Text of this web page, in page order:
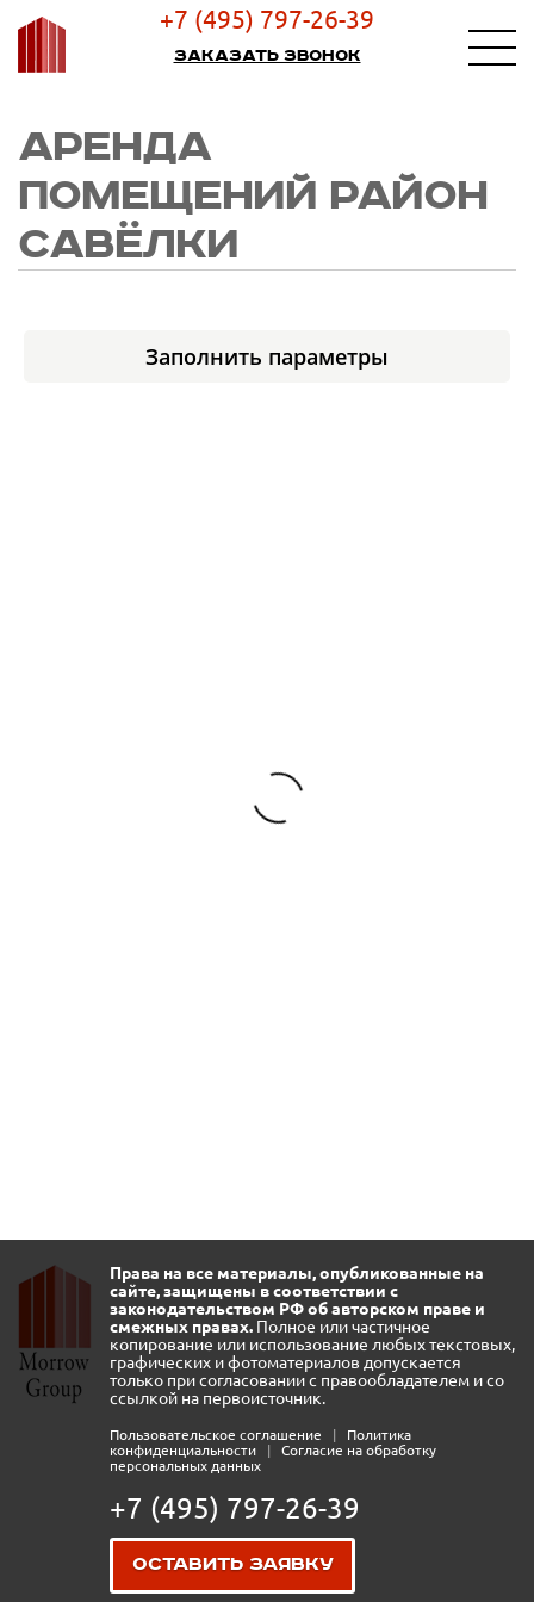
+7 (495) 797-26-39
Заказать звонок
АРЕНДА
ПОМЕЩЕНИЙ РАЙОН
САВЁЛКИ
Заполнить параметры
Права на все материалы, опубликованные на
сайте, защищены в соответствии с
законодательством РФ об авторском праве и
смежных правах. Полное или частичное
копирование или использование любых текстовых,
графических и фотоматериалов допускается
только при согласовании с правообладателем и со
ссылкой на первоисточник.
Пользовательское соглашение |
Политика
конфиденциальности
|
Согласие на обработку
персональных данных
+7 (495) 797-26-39
Оставить заявку